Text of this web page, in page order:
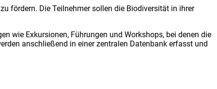
för­dern. Die Teil­neh­mer sol­len die Bio­di­ver­si­tät in ihrer
wie Exkur­sio­nen, Füh­run­gen und Work­shops, bei denen die
anschlie­ßend in einer zen­tra­len Daten­bank erfasst und